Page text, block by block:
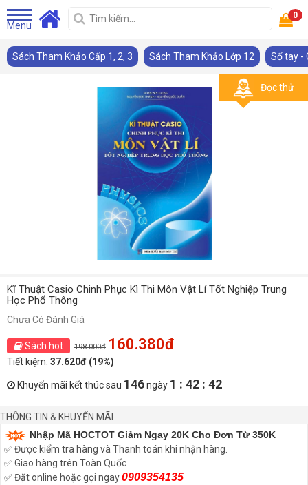
Menu
0
Sách Tham Khảo Cấp 1, 2, 3 Sách Tham Khảo Lớp 12 Sổ tay -
Đọc thử
Kĩ Thuật Casio Chinh Phục Kì Thi Môn Vật Lí Tốt Nghiệp Trung
Học Phổ Thông
Chưa Có Đánh Giá
Sách hot 198.000đ 160.380đ
Tiết kiệm: 37.620đ (19%)
Khuyến mãi kết thúc sau 146ngày 1 : 42 : 41
THÔNG TIN & KHUYẾN MÃI
Nhập Mã HOCTOT Giảm Ngay 20K Cho Đơn Từ 350K
✅ Được kiểm tra hàng và Thanh toán khi nhận hàng.
✅ Giao hàng trên Toàn Quốc
✅ Đặt online hoặc gọi ngay0909354135